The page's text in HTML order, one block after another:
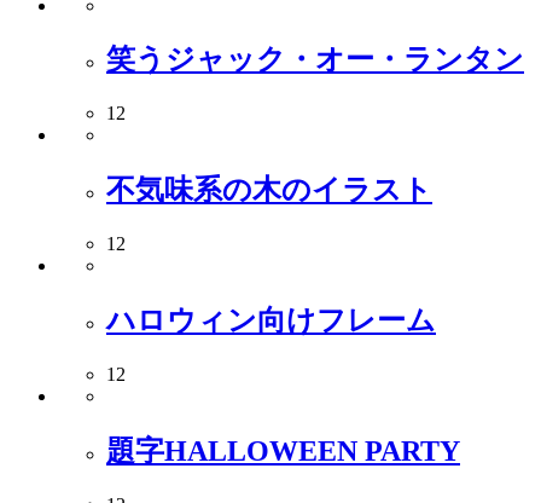
笑うジャック・オー・ランタン
12
不気味系の木のイラスト
12
ハロウィン向けフレーム
12
題字HALLOWEEN PARTY